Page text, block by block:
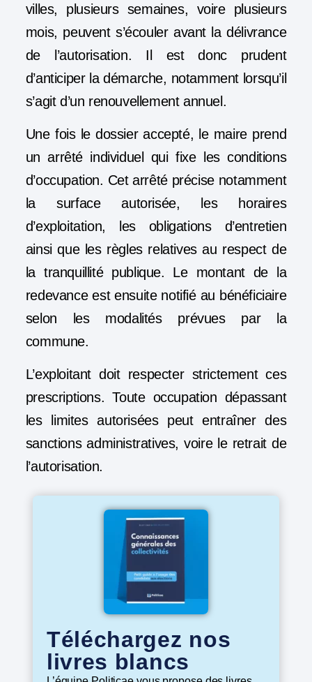
villes, plusieurs semaines, voire plusieurs
mois, peuvent s’écouler avant la délivrance
de l’autorisation. Il est donc prudent
d’anticiper la démarche, notamment lorsqu’il
s’agit d’un renouvellement annuel.
Une fois le dossier accepté, le maire prend
un arrêté individuel qui fixe les conditions
d’occupation. Cet arrêté précise notamment
la surface autorisée, les horaires
d’exploitation, les obligations d’entretien
ainsi que les règles relatives au respect de
la tranquillité publique. Le montant de la
redevance est ensuite notifié au bénéficiaire
selon les modalités prévues par la
commune.
L’exploitant doit respecter strictement ces
prescriptions. Toute occupation dépassant
les limites autorisées peut entraîner des
sanctions administratives, voire le retrait de
l’autorisation.
Téléchargez nos
livres blancs